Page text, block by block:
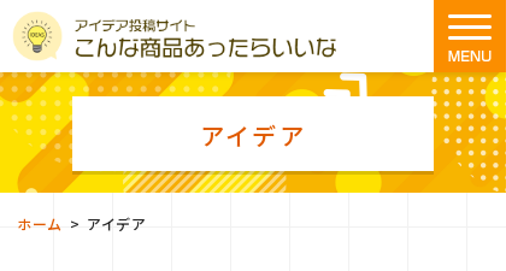
アイデア
ホーム > アイデア